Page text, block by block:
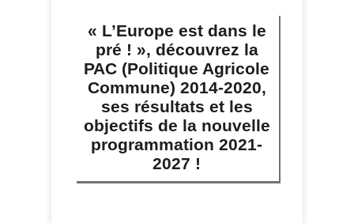
« L’Europe est dans le
pré ! », découvrez la
PAC (Politique Agricole
Commune) 2014-2020,
ses résultats et les
objectifs de la nouvelle
programmation 2021-
2027 !